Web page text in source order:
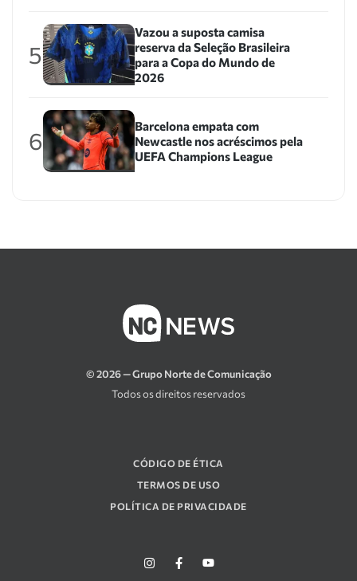
5
Vazou a suposta camisa
reserva da Seleção Brasileira
para a Copa do Mundo de
2026
6
Barcelona empata com
Newcastle nos acréscimos pela
UEFA Champions League
© 2026 — Grupo Norte de Comunicação
Todos os direitos reservados
CÓDIGO DE ÉTICA
TERMOS DE USO
POLÍTICA DE PRIVACIDADE